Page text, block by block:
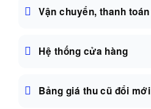
Vận chuyển, thanh toán
Hệ thống cửa hàng
Bảng giá thu cũ đổi mới